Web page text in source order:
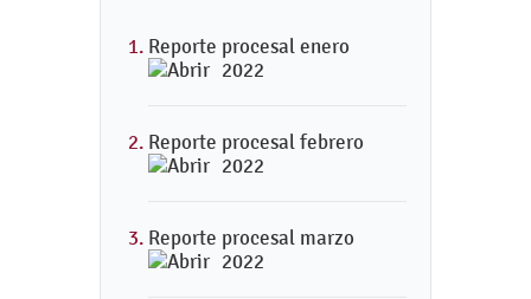
Reporte procesal enero
2022
Reporte procesal febrero
2022
Reporte procesal marzo
2022